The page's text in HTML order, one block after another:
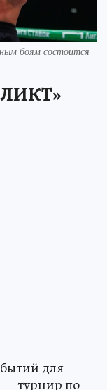
боям состоится
для
— турнир по